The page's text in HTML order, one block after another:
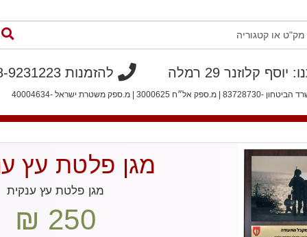
קלוזנר 29 רמלה להזמנות 08-9231223
אל״ח 3000625 | מ.ספק משטרת ישראל -40004634
מגן פלטת עץ
מגן פלטת עץ ענקית
250 ₪